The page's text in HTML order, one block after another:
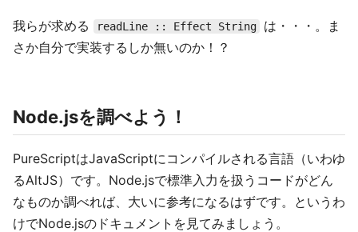
我らが求める readLine :: Effect String
は・・・。ま
さか自分で実装するしか無いのか！？
Node.jsを調べよう！
PureScriptはJavaScriptにコンパイルされる言語（いわゆ
るAltJS）です。Node.jsで標準入力を扱うコードがどん
なものか調べれば、大いに参考になるはずです。というわ
けでNode.jsのドキュメントを見てみましょう。